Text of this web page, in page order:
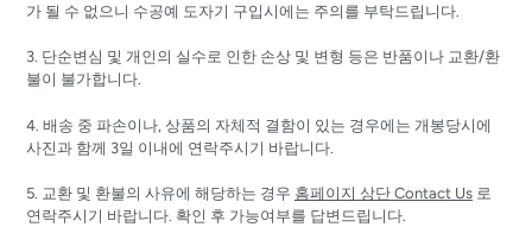
가 될 수 없으니 수공예 도자기 구입시에는 주의를 부탁드립니다.
3. 단순변심 및 개인의 실수로 인한 손상 및 변형 등은 반품이나 교환/환
불이 불가합니다.
4. 배송 중 파손이나, 상품의 자체적 결함이 있는 경우에는 개봉당시에
사진과 함께 3일 이내에 연락주시기 바랍니다.
5. 교환 및 환불의 사유에 해당하는 경우 홈페이지 상단 Contact Us 로
연락주시기 바랍니다. 확인 후 가능여부를 답변드립니다.